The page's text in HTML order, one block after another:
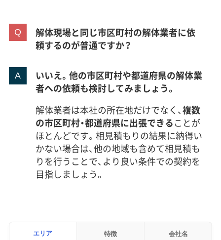
解体現場と同じ市区町村の解体業者に依
頼するのが普通ですか？
いいえ。他の市区町村や都道府県の解体業
者への依頼も検討してみましょう。
解体業者は本社の所在地だけでなく、複数
の市区町村・都道府県に出張できることが
ほとんどです。相見積もりの結果に納得い
かない場合は、他の地域も含めて相見積も
りを行うことで、より良い条件での契約を
目指しましょう。
エリア 特徴 会社名